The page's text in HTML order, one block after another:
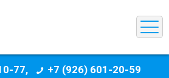
77,
+7 (926) 601-20-59